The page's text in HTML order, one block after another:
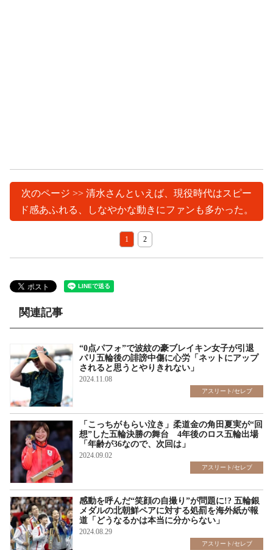
次のページ >> 清水さんといえば、現役時代はスピー
ド感あふれる、しなやかな動きにファンも多かった。
1 2
関連記事
“0点パフォ”で波紋の豪ブレイキン女子が引退
パリ五輪後の誹謗中傷に心労「ネットにアップ
されると思うとやりきれない」
2024.11.08
アスリート/セレブ
「こっちがもらい泣き」柔道金の角田夏実が“回
想”した五輪決勝の舞台 4年後のロス五輪出場
「年齢が36なので、次回は」
2024.09.02
アスリート/セレブ
感動を呼んだ“笑顔の自撮り”が問題に!? 五輪銀
メダルの北朝鮮ペアに対する処罰を海外紙が報
道「どうなるかは本当に分からない」
2024.08.29
アスリート/セレブ